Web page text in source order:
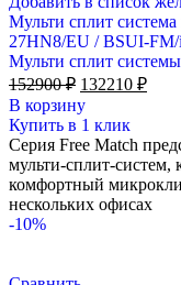
Мульти сплит
27HN8/EU / BSUI-
Мульти сплит системы
152900₽
цена
составляла
152900 ₽.
132210 ₽
В корзину
Купить в 1 клик
Серия Free Match
мульти-сплит-систем,
комфортный
нескольких офисах
-10%